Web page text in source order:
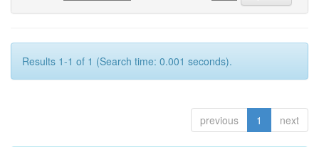
Results 1-1 of 1 (Search time: 0.001 seconds).
previous 1 next